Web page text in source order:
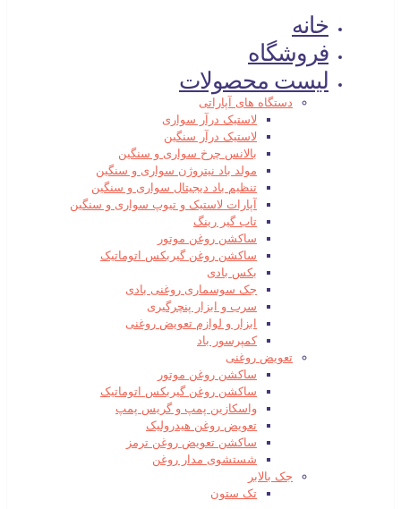
خانه
فروشگاه
لیست محصولات
دستگاه های آپاراتی
لاستیک درآر سواری
لاستیک درآر سنگین
بالانس چرخ سواری و سنگین
مولد باد نیتروژن سواری و سنگین
تنظیم باد دیجیتال سواری و سنگین
آپارات لاستیک و تیوپ سواری و سنگین
تاب گیر رینگ
ساکشن روغن موتور
ساکشن روغن گیربکس اتوماتیک
بکس بادی
جک سوسماری روغنی بادی
سرب و ابزار پنچرگیری
ابزار و لوازم تعویض روغنی
کمپرسور باد
تعویض روغنی
ساکشن روغن موتور
ساکشن روغن گیربکس اتوماتیک
واسکازین پمپ و گریس پمپ
تعویض روغن هیدرولیک
ساکشن تعویض روغن ترمز
شستشوی مدار روغن
جک بالابر
تک ستون